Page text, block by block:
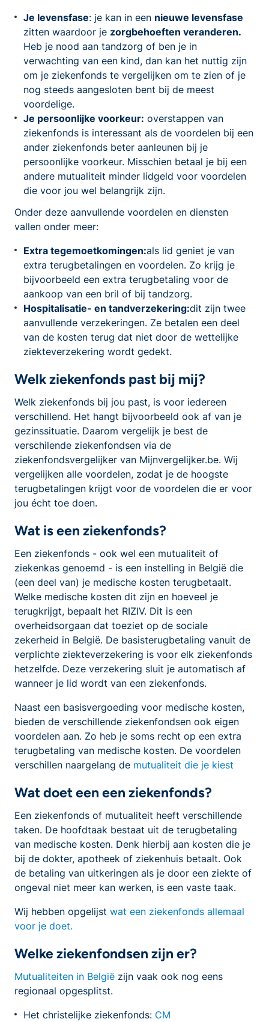
Je levensfase: je kan in een nieuwe levensfase
zitten waardoor je zorgbehoeften veranderen.
Heb je nood aan tandzorg of ben je in
verwachting van een kind, dan kan het nuttig zijn
om je ziekenfonds te vergelijken om te zien of je
nog steeds aangesloten bent bij de meest
voordelige.
Je persoonlijke voorkeur: overstappen van
ziekenfonds is interessant als de voordelen bij een
ander ziekenfonds beter aanleunen bij je
persoonlijke voorkeur. Misschien betaal je bij een
andere mutualiteit minder lidgeld voor voordelen
die voor jou wel belangrijk zijn.
Onder deze aanvullende voordelen en diensten
vallen onder meer:
Extra tegemoetkomingen:als lid geniet je van
extra terugbetalingen en voordelen. Zo krijg je
bijvoorbeeld een extra terugbetaling voor de
aankoop van een bril of bij tandzorg.
Hospitalisatie- en tandverzekering:dit zijn twee
aanvullende verzekeringen. Ze betalen een deel
van de kosten terug dat niet door de wettelijke
ziekteverzekering wordt gedekt.
Welk ziekenfonds past bij mij?
Welk ziekenfonds bij jou past, is voor iedereen
verschillend. Het hangt bijvoorbeeld ook af van je
gezinssituatie. Daarom vergelijk je best de
verschilende ziekenfondsen via de
ziekenfondsvergelijker van Mijnvergelijker.be. Wij
vergelijken alle voordelen, zodat je de hoogste
terugbetalingen krijgt voor de voordelen die er voor
jou écht toe doen.
Wat is een ziekenfonds?
Een ziekenfonds - ook wel een mutualiteit of
ziekenkas genoemd - is een instelling in België die
(een deel van) je medische kosten terugbetaalt.
Welke medische kosten dit zijn en hoeveel je
terugkrijgt, bepaalt het RIZIV. Dit is een
overheidsorgaan dat toeziet op de sociale
zekerheid in België. De basisterugbetaling vanuit de
verplichte ziekteverzekering is voor elk ziekenfonds
hetzelfde. Deze verzekering sluit je automatisch af
wanneer je lid wordt van een ziekenfonds.
Naast een basisvergoeding voor medische kosten,
bieden de verschillende ziekenfondsen ook eigen
voordelen aan. Zo heb je soms recht op een extra
terugbetaling van medische kosten. De voordelen
verschillen naargelang de mutualiteit die je kiest
Wat doet een een ziekenfonds?
Een ziekenfonds of mutualiteit heeft verschillende
taken. De hoofdtaak bestaat uit de terugbetaling
van medische kosten. Denk hierbij aan kosten die je
bij de dokter, apotheek of ziekenhuis betaalt. Ook
de betaling van uitkeringen als je door een ziekte of
ongeval niet meer kan werken, is een vaste taak.
Wij hebben opgelijst wat een ziekenfonds allemaal
voor je doet.
Welke ziekenfondsen zijn er?
Mutualiteiten in België zijn vaak ook nog eens
regionaal opgesplitst.
Het christelijke ziekenfonds: CM